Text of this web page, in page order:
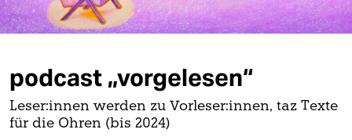
öko
kultur
sport
podcast „vorgelesen“
Leser:innen werden zu Vorleser:innen, taz Texte
für die Ohren (bis 2024)